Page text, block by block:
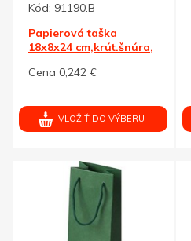
Kód: 91190.B
Papierová taška
18x8x24 cm,krút.šnúra,
Cena 0,242 €
VLOŽIŤ DO VÝBERU